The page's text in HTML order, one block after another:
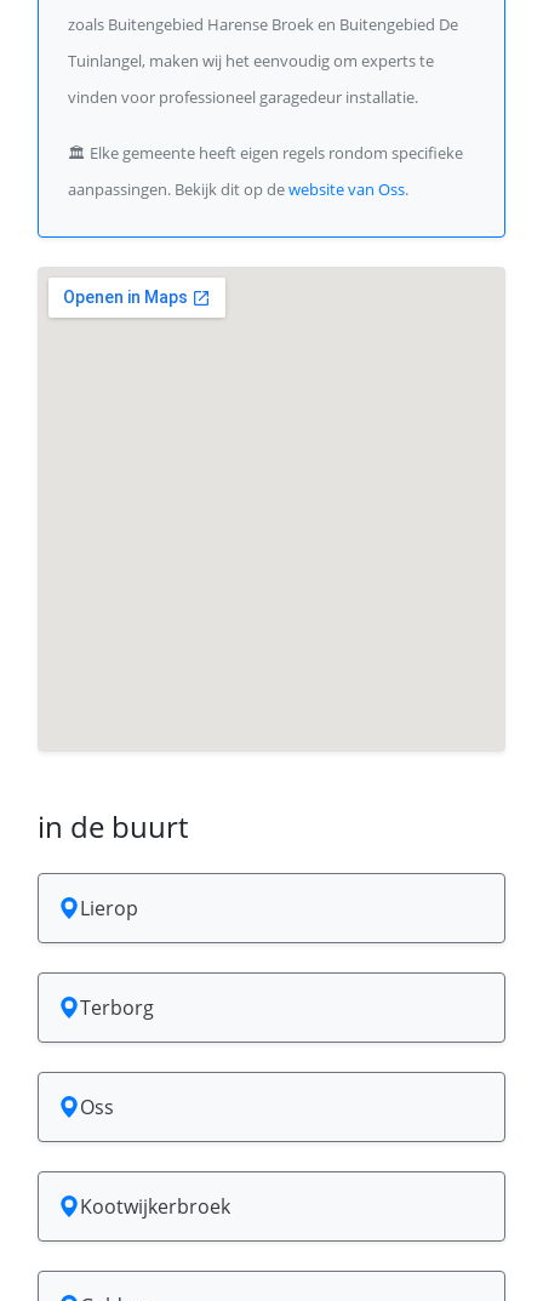
zoals Buitengebied Harense Broek en Buitengebied De
Tuinlangel, maken wij het eenvoudig om experts te
vinden voor professioneel garagedeur installatie.
🏛️ Elke gemeente heeft eigen regels rondom specifieke
aanpassingen. Bekijk dit op dewebsite van Oss.
in de buurt
Lierop
Terborg
Oss
Kootwijkerbroek